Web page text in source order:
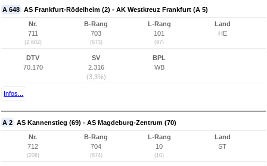
A 648 AS Frankfurt-Rödelheim (2) - AK Westkreuz Frankfurt (A 5)
Nr.
711
(2.602)
B-Rang
703
(673)
L-Rang
101
(97)
Land
HE
DTV
70.170
SV
2.316
(3,3%)
BPL
WB
Infos...
A 2 AS Kannenstieg (69) - AS Magdeburg-Zentrum (70)
Nr.
712
(206)
B-Rang
704
(674)
L-Rang
10
(10)
Land
ST